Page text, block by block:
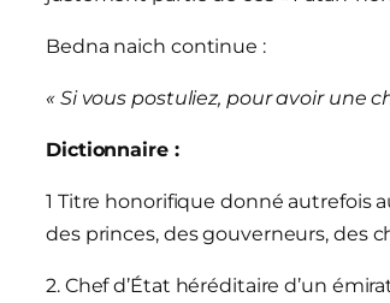
Bedna naich continue :
« Si vous postuliez, pour avoir une
Dictionnaire :
1 Titre honorifique donné autrefois
des princes, des gouverneurs, des
2. Chef d’État héréditaire d’un